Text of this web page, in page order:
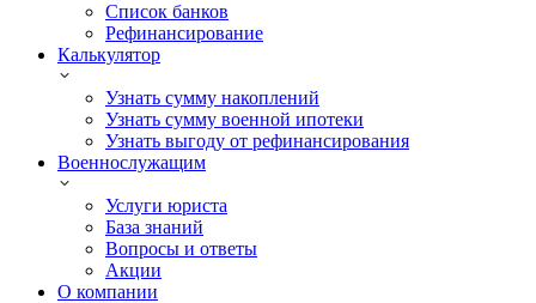
Список банков
Рефинансирование
Калькулятор
Узнать сумму накоплений
Узнать сумму военной ипотеки
Узнать выгоду от рефинансирования
Военнослужащим
Услуги юриста
База знаний
Вопросы и ответы
Акции
О компании